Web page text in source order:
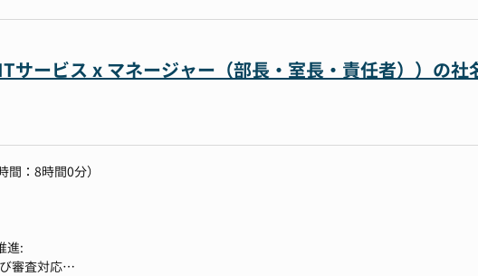
験に応じて以下業務にも挑戦いただくことが可能です。
リストとのミーティング対応
心とした金融機関対応などのデッドファイナンス）
般
サービス x マネージャー（部長・室長・責任者））の社
：8時間0分）
進:
審査対応